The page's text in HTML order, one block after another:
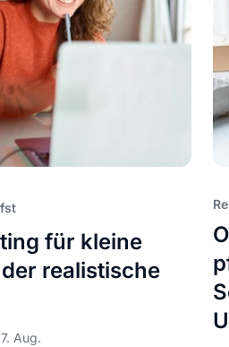
für kleine
realistische
Aug.